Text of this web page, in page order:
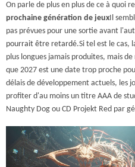
On parle de plus en plus de ce à quoi
prochaine génération de jeuxIl
pas prévues pour une sortie avant
pourrait être retardé.Si tel est le cas,
plus longues jamais produites, mais
que 2027 est une date trop proche
délais de développement actuels, les
profiter d'au moins un titre AAA de
Naughty Dog ou CD Projekt Red par